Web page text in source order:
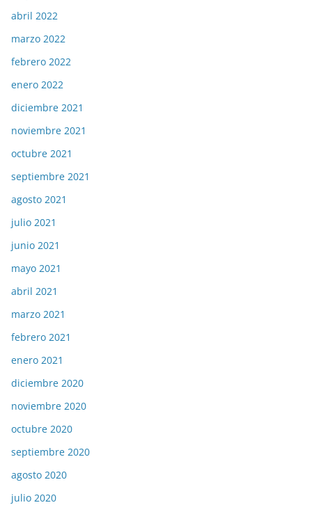
abril 2022
marzo 2022
febrero 2022
enero 2022
diciembre 2021
noviembre 2021
octubre 2021
septiembre 2021
agosto 2021
julio 2021
junio 2021
mayo 2021
abril 2021
marzo 2021
febrero 2021
enero 2021
diciembre 2020
noviembre 2020
octubre 2020
septiembre 2020
agosto 2020
julio 2020